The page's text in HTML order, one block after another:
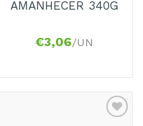
AMANHECER 340G
€3,06/UN